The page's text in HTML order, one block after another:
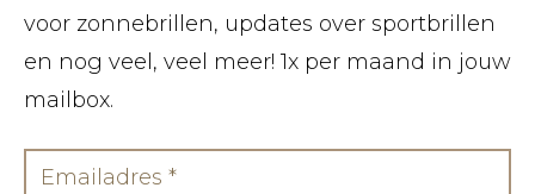
voor zonnebrillen, updates over sportbrillen
en nog veel, veel meer! 1x per maand in jouw
mailbox.